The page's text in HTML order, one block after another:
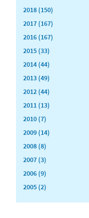
2018 (150)
2017 (167)
2016 (167)
2015 (33)
2014 (44)
2013 (49)
2012 (44)
2011 (13)
2010 (7)
2009 (14)
2008 (8)
2007 (3)
2006 (9)
2005 (2)